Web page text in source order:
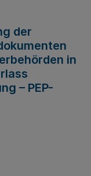
der
in
– PEP-